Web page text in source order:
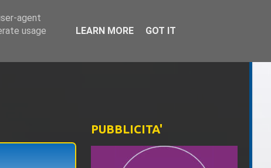
PUBBLICITA'
agent
usage
LEARN MORE GOT IT